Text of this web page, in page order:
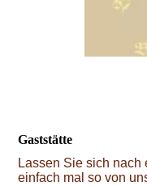
Gaststätte
Lassen Sie sich nach
einfach mal so von